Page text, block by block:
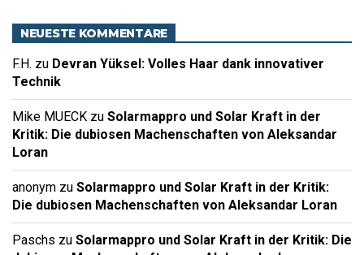
NEUESTE KOMMENTARE
F.H. zu Devran Yüksel: Volles Haar dank innovativer
Technik
Mike MUECK zu Solarmappro und Solar Kraft in der
Kritik: Die dubiosen Machenschaften von Aleksandar
Loran
anonym zu Solarmappro und Solar Kraft in der Kritik:
Die dubiosen Machenschaften von Aleksandar Loran
Paschs zu Solarmappro und Solar Kraft in der Kritik: Die